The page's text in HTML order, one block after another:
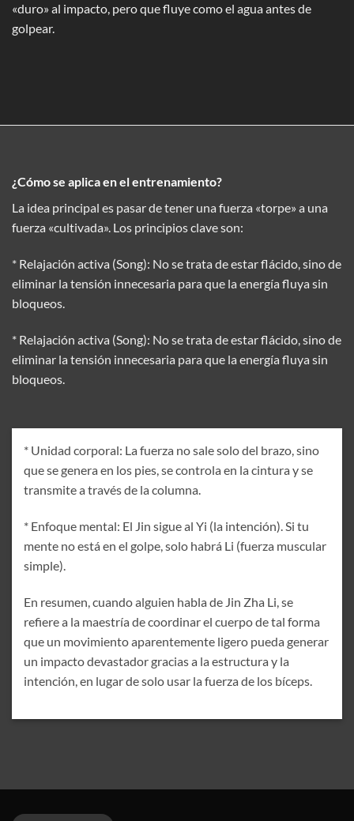
«duro» al impacto, pero que fluye como el agua antes de
golpear.
¿Cómo se aplica en el entrenamiento?
La idea principal es pasar de tener una fuerza «torpe» a una
fuerza «cultivada». Los principios clave son:
* Relajación activa (Song): No se trata de estar flácido, sino de
eliminar la tensión innecesaria para que la energía fluya sin
bloqueos.
* Relajación activa (Song): No se trata de estar flácido, sino de
eliminar la tensión innecesaria para que la energía fluya sin
bloqueos.
* Unidad corporal: La fuerza no sale solo del brazo, sino
que se genera en los pies, se controla en la cintura y se
transmite a través de la columna.
* Enfoque mental: El Jin sigue al Yi (la intención). Si tu
mente no está en el golpe, solo habrá Li (fuerza muscular
simple).
En resumen, cuando alguien habla de Jin Zha Li, se
refiere a la maestría de coordinar el cuerpo de tal forma
que un movimiento aparentemente ligero pueda generar
un impacto devastador gracias a la estructura y la
intención, en lugar de solo usar la fuerza de los bíceps.